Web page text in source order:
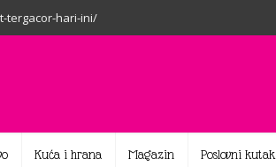
tergacor-hari-ini/
Kuća i hrana Magazin Poslovni kutak